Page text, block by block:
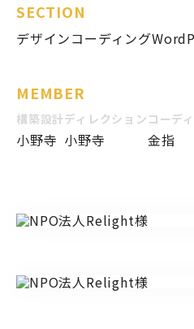
SECTION
デザインコーディング
MEMBER
構築設計
小野寺
ディレクション
小野寺
コーデ
金指